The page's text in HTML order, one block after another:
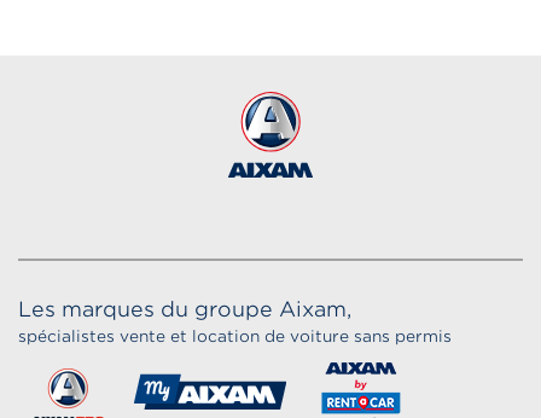
Les marques du groupe Aixam,
spécialistes vente et location de voiture sans permis